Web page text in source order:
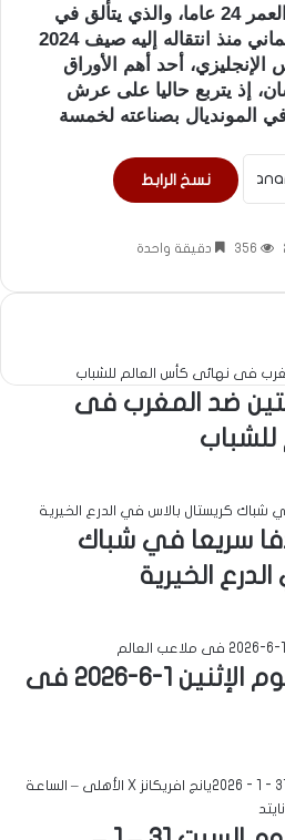
ويعد أوليسي البالغ من العمر 24 عاما، والذي يتألق في
صفوف بايرن ميونخ الألماني منذ انتقاله إليه صيف 2024
أحد أهم الأوراق
إذ يتربع حاليا على عرش
المونديال بصناعته لخمسة
نسخ الرابط
356 دقيقة واحدة
ضد المغرب فى
للشباب
سريعا في شباك
الخيرية
مواعيد مباريات اليوم الإثنين 1-6-2026 فى